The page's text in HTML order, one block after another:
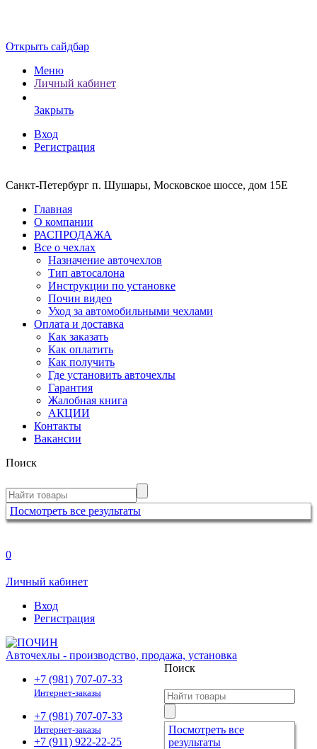
Открыть сайдбар
Меню
Личный кабинет
Закрыть
Вход
Регистрация
Санкт-Петербург п. Шушары, Московское шоссе, дом 15Е
Главная
О компании
РАСПРОДАЖА
Все о чехлах
Назначение авточехлов
Тип автосалона
Инструкции по установке
Почин видео
Уход за автомобильными чехлами
Оплата и доставка
Как заказать
Как оплатить
Как получить
Где установить авточехлы
Гарантия
Жалобная книга
АКЦИИ
Контакты
Вакансии
Поиск
Посмотреть все результаты
0
Личный кабинет
Вход
Регистрация
Авточехлы - производство, продажа, установка
+7 (981) 707-07-33
Интернет-заказы
+7 (981) 707-07-33
Интернет-заказы
+7 (911) 922-22-25
Поиск
Посмотреть все
результаты